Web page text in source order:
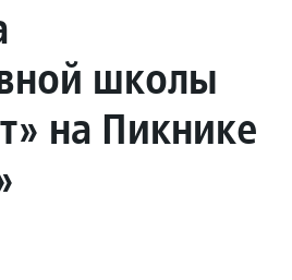
школы
на Пикнике